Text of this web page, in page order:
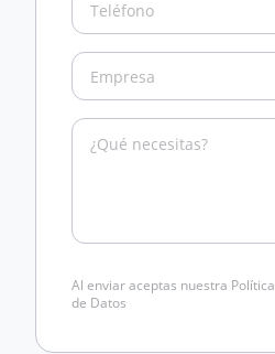
Al enviar aceptas nuestra Política
de Datos